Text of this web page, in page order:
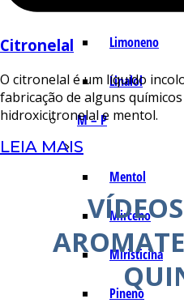
Limoneno
Linalol
M – P
Mentol
Mirceno
Miristicina
Pineno
Citronelal
O citronelal é um líquido
fabricação de alguns
hidroxicitronelal e mentol.
LEIA MAIS